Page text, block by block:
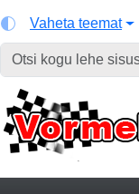
Vaheta teemat